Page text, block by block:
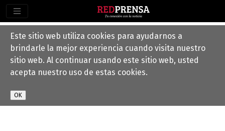
Este sitio web utiliza cookies para ayudarnos a
brindarle la mejor experiencia cuando visita nuestro
sitio web. Al continuar usando este sitio web, usted
acepta nuestro uso de estas cookies.